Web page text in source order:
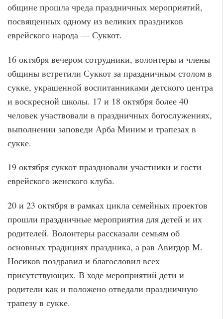
общине прошла чреда праздничных мероприятий,
посвященных одному из великих праздников
еврейского народа — Суккот.
16 октября вечером сотрудники, волонтеры и члены
общины встретили Суккот за праздничным столом в
сукке, украшенной воспитанниками детского центра
и воскресной школы. 17 и 18 октября более 40
человек участвовали в праздничных богослужениях,
выполнении заповеди Арба Миним и трапезах в
сукке.
19 октября суккот праздновали участники и гости
еврейского женского клуба.
20 и 23 октября в рамках цикла семейных проектов
прошли праздничные мероприятия для детей и их
родителей. Волонтеры рассказали семьям об
основных традициях праздника, а рав Авигдор М.
Носиков поздравил и благословил всех
присутствующих. В ходе мероприятий дети и
родители как и положено отведали праздничную
трапезу в сукке.